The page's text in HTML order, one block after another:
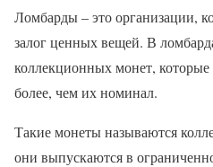
Ломбарды – это организации,
залог ценных вещей. В
коллекционных монет,
более, чем их номинал.
Такие монеты называются
они выпускаются в